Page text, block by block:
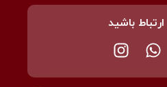
ارتباط باشید